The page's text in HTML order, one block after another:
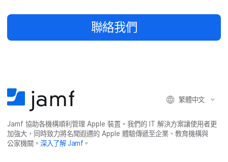
聯絡​我們
繁體​中文
Jamf協助​各​機構​順利​管理 Apple裝置。​我們​的 IT解決​方案​讓​使用​者​更​
加強​大，​同時​致力​將​名聞​遐邇​的 Apple體驗​傳遞​至​企業、​教育​機構​與​
公家​機關。深入​了​解Jamf。